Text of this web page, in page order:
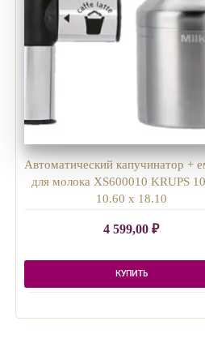
Автоматический капучинатор +
для молока XS600010 KRUPS
10.60 x 18.10
4 599,00₽
КУПИТЬ